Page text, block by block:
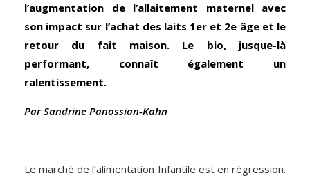
l’augmentation de l’allaitement maternel avec
son impact sur l’achat des laits 1er et 2e âge et le
retour du fait maison. Le bio, jusque-là
performant, connaît également un
ralentissement.
Par Sandrine Panossian-Kahn
Le marché de l’alimentation Infantile est en régression.